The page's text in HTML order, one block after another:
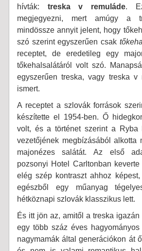
hívták: treska v remuláde.
megjegyezni, mert amúgy a
mindössze annyit jelent, hogy
szó szerint egyszerűen csak
receptet, de eredetileg egy
tőkehalsalátáról volt szó.
egyszerűen treska, vagy treska v
ismert.
A receptet a szlovák források
készítette el 1954-ben. Ő
volt, és a történet szerint a Ryba
vezetőjének megbízásából alkotta
majonézes salátát. Az első
pozsonyi Hotel Carltonban
elég szép kontraszt ahhoz
egészből egy műanyag
hétköznapi szlovák klasszikus lett.
És itt jön az, amitől a treska
egy több száz éves
nagymamák által generációkon át